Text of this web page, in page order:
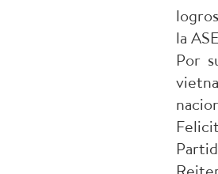
la
Por